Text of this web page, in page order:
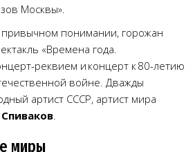
Москвы».
понимании, горожан
«Времена года.
реквием и концерт к 80-летию
войне. Дважды
артист СССР, артист мира
.
миры